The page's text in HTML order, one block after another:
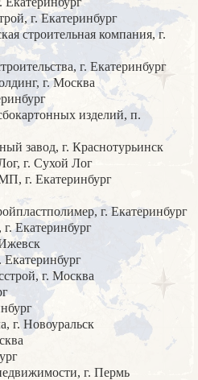
г. Екатеринбург
строительная компания, г.
г. Екатеринбург
г. Москва
изделий, п.
завод, г. Краснотурьинск
г. Сухой Лог
г. Екатеринбург
г. Екатеринбург
Екатеринбург
г. Москва
Новоуральск
г. Пермь